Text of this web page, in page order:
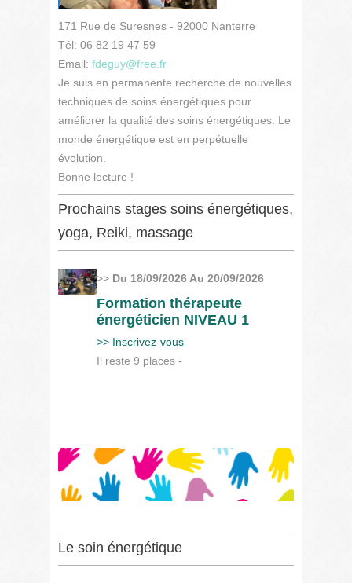
171 Rue de Suresnes - 92000 Nanterre
Tél: 06 82 19 47 59
Email: fdeguy@free.fr
Je suis en permanente recherche de nouvelles
techniques de soins énergétiques pour
améliorer la qualité des soins énergétiques. Le
monde énergétique est en perpétuelle
évolution.
Bonne lecture !
Prochains stages soins énergétiques,
yoga, Reiki, massage
>> Du 18/09/2026 Au 20/09/2026
Formation thérapeute
énergéticien NIVEAU 1
>> Inscrivez-vous
Il reste 9 places -
Le soin énergétique